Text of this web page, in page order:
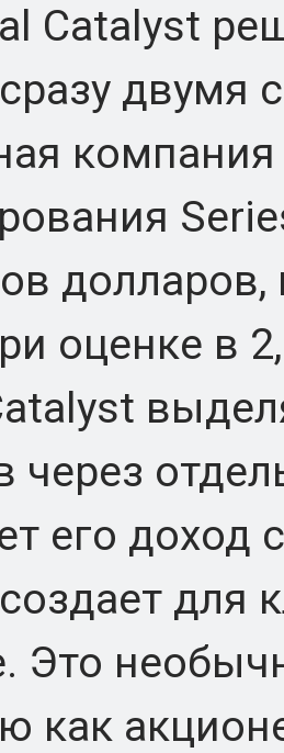
Catalyst
двумя
долларов,
оценке в
через
его доход
для
Это
как